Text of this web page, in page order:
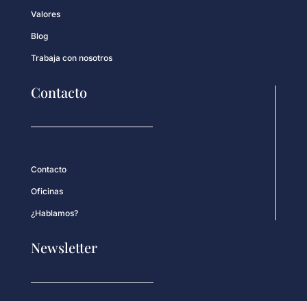
Valores
Blog
Trabaja con nosotros
Contacto
Contacto
Oficinas
¿Hablamos?
Newsletter